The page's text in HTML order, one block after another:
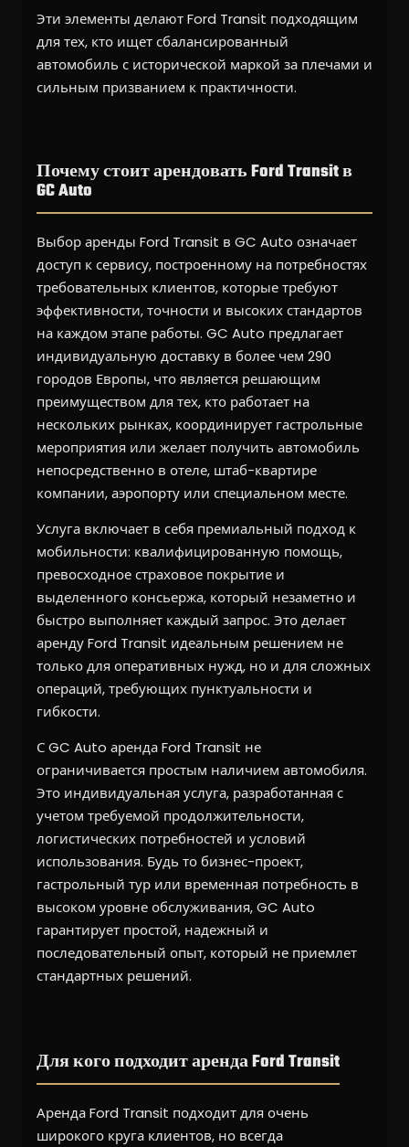
Эти элементы делают Ford Transit подходящим
для тех, кто ищет сбалансированный
автомобиль с исторической маркой за плечами и
сильным призванием к практичности.
Почему стоит арендовать Ford Transit в
GC Auto
Выбор аренды Ford Transit в GC Auto означает
доступ к сервису, построенному на потребностях
требовательных клиентов, которые требуют
эффективности, точности и высоких стандартов
на каждом этапе работы. GC Auto предлагает
индивидуальную доставку в более чем 290
городов Европы, что является решающим
преимуществом для тех, кто работает на
нескольких рынках, координирует гастрольные
мероприятия или желает получить автомобиль
непосредственно в отеле, штаб-квартире
компании, аэропорту или специальном месте.
Услуга включает в себя премиальный подход к
мобильности: квалифицированную помощь,
превосходное страховое покрытие и
выделенного консьержа, который незаметно и
быстро выполняет каждый запрос. Это делает
аренду Ford Transit идеальным решением не
только для оперативных нужд, но и для сложных
операций, требующих пунктуальности и
гибкости.
С GC Auto аренда Ford Transit не
ограничивается простым наличием автомобиля.
Это индивидуальная услуга, разработанная с
учетом требуемой продолжительности,
логистических потребностей и условий
использования. Будь то бизнес-проект,
гастрольный тур или временная потребность в
высоком уровне обслуживания, GC Auto
гарантирует простой, надежный и
последовательный опыт, который не приемлет
стандартных решений.
Для кого подходит аренда Ford Transit
Аренда Ford Transit подходит для очень
широкого круга клиентов, но всегда